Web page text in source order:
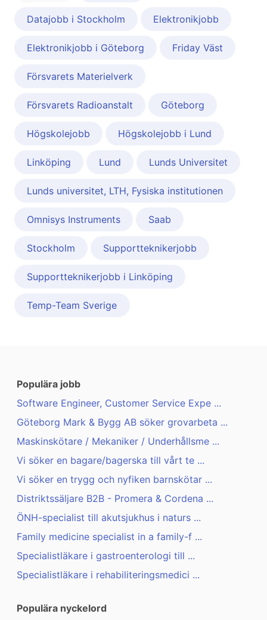
Datajobb i Stockholm Elektronikjobb
Elektronikjobb i Göteborg Friday Väst
Försvarets Materielverk
Försvarets Radioanstalt Göteborg
Högskolejobb Högskolejobb i Lund
Linköping Lund Lunds Universitet
Lunds universitet, LTH, Fysiska institutionen
Omnisys Instruments Saab
Stockholm Supportteknikerjobb
Supportteknikerjobb i Linköping
Temp-Team Sverige
Populära jobb
Software Engineer, Customer Service Expe ...
Göteborg Mark & Bygg AB söker grovarbeta ...
Maskinskötare / Mekaniker / Underhållsme ...
Vi söker en bagare/bagerska till vårt te ...
Vi söker en trygg och nyfiken barnskötar ...
Distriktssäljare B2B - Promera & Cordena ...
ÖNH-specialist till akutsjukhus i naturs ...
Family medicine specialist in a family-f ...
Specialistläkare i gastroenterologi till ...
Specialistläkare i rehabiliteringsmedici ...
Populära nyckelord